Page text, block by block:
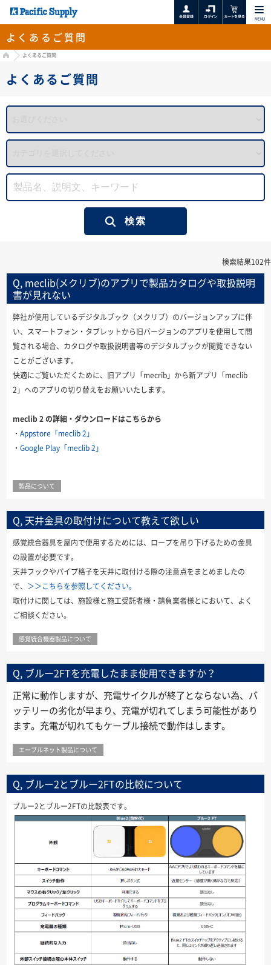
MENU
よくあるご質問
HOMEよくあるご質問
よくあるご質問
検索結果102件
Q, meclib(メクリブ)のアプリで製品カタログや取扱説明
書が見れない
弊社が使用しているデジタルブック（メクリブ）のバージョンアップに伴
い、スマートフォン・タブレットから旧バージョンのアプリを使用して閲
覧される場合、カタログや取扱説明書等のデジタルブックが閲覧できない
ことがございます。
快適にご覧いただくために、旧アプリ「mecrib」から新アプリ「meclib
2」へのアプリの切り替えをお願いいたします。
meclib 2 の詳細・ダウンロードはこちらから
・Appstore「meclib 2」
・Google Play「meclib 2」
製品について
Q, 天井金具の取付けについて教えて欲しい
感覚統合器具を屋内で使用するためには、ロープを吊り下げるための金具
の設置が必要です。
天井フックやパイプ格子を天井に取付ける際の注意点をまとめましたの
で、 ＞＞こちらを参照してください。
取付けに関しては、施設様と施工受託者様・請負業者様とにおいて、よく
ご相談ください。
感覚統合機器製品について
Q, ブルー2FTを充電したまま使用できますか？
正常に動作しますが、充電サイクルが終了とならない為、バ
ッテリーの劣化が早まり、充電が切れてしまう可能性があり
ます。充電が切れてもケーブル接続で動作はします。
エーブルネット製品について
Q, ブルー2とブルー2FTの比較について
ブルー2とブルー2FTの比較表です。